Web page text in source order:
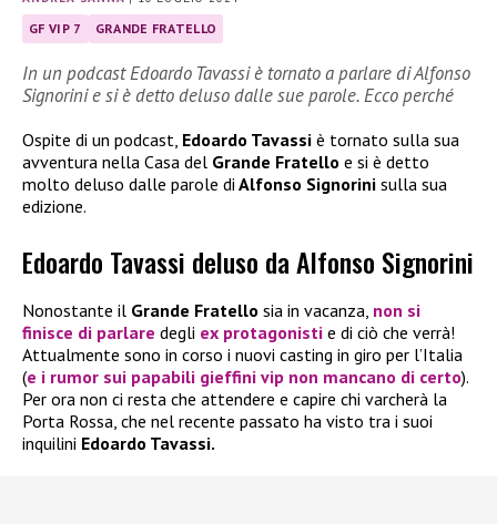
GF VIP 7 GRANDE FRATELLO
In un podcast Edoardo Tavassi è tornato a parlare di Alfonso
Signorini e si è detto deluso dalle sue parole. Ecco perché
Ospite di un podcast, Edoardo Tavassi è tornato sulla sua
avventura nella Casa del Grande Fratello e si è detto
molto deluso dalle parole di Alfonso Signorini sulla sua
edizione.
Edoardo Tavassi deluso da Alfonso Signorini
Nonostante il Grande Fratello sia in vacanza, non si
finisce di parlare degli ex protagonisti e di ciò che verrà!
Attualmente sono in corso i nuovi casting in giro per l’Italia
(e i rumor sui papabili gieffini vip non mancano di certo).
Per ora non ci resta che attendere e capire chi varcherà la
Porta Rossa, che nel recente passato ha visto tra i suoi
inquilini Edoardo Tavassi.